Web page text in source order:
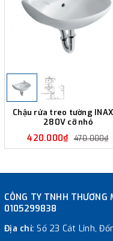
Chậu rửa treo tường
280V cỡ nhỏ
420.000₫ 470.000₫
CÔNG TY TNHH THƯƠNG
0105299838
Địa chỉ:Số 23 Cát Linh,